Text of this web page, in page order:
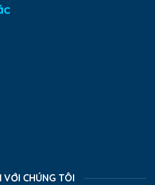
VỚI CHÚNG TÔI